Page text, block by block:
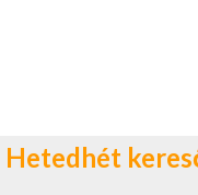
Hetedhét